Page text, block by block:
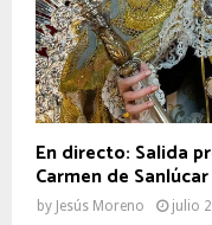
En directo: Salida
Carmen de
by Jesús Moreno julio